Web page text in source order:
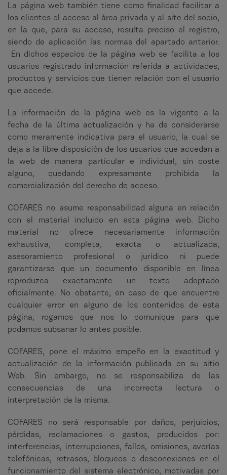
La página web también tiene como finalidad facilitar a
los clientes el acceso al área privada y al site del socio,
en la que, para su acceso, resulta preciso el registro,
siendo de aplicación las normas del apartado anterior.
En dichos espacios de la página web se facilita a los
usuarios registrado información referida a actividades,
productos y servicios que tienen relación con el usuario
que accede.
La información de la página web es la vigente a la
fecha de la última actualización y ha de considerarse
como meramente indicativa para el usuario, la cual se
deja a la libre disposición de los usuarios que accedan a
la web de manera particular e individual, sin coste
alguno, quedando expresamente prohibida la
comercialización del derecho de acceso.
COFARES no asume responsabilidad alguna en relación
con el material incluido en esta página web. Dicho
material no ofrece necesariamente información
exhaustiva, completa, exacta o actualizada,
asesoramiento profesional o jurídico ni puede
garantizarse que un documento disponible en línea
reproduzca exactamente un texto adoptado
oficialmente. No obstante, en caso de que encuentre
cualquier error en alguno de los contenidos de esta
página, rogamos que nos lo comunique para que
podamos subsanar lo antes posible.
COFARES, pone el máximo empeño en la exactitud y
actualización de la información publicada en su sitio
Web. Sin embargo, no se responsabiliza de las
consecuencias de una incorrecta lectura o
interpretación de la misma.
COFARES no será responsable por daños, perjuicios,
pérdidas, reclamaciones o gastos, producidos por:
interferencias, interrupciones, fallos, omisiones, averías
telefónicas, retrasos, bloqueos o desconexiones en el
funcionamiento del sistema electrónico, motivadas por